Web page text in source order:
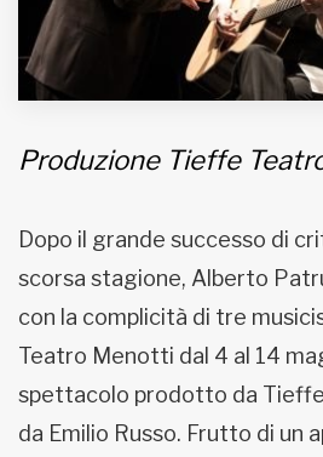
www.viveremilano.info
Fondato e diretto da Enzo De
EDB edizioni - Via Brivio angolo C.
Imbonati, 89 20159 Milano (Italia)
Produzione Tieffe
Dopo il grande successo di
scorsa stagione, Alberto
con la complicità di tre
Teatro Menotti dal 4 al 14
spettacolo prodotto da
da Emilio Russo. Frutto di un